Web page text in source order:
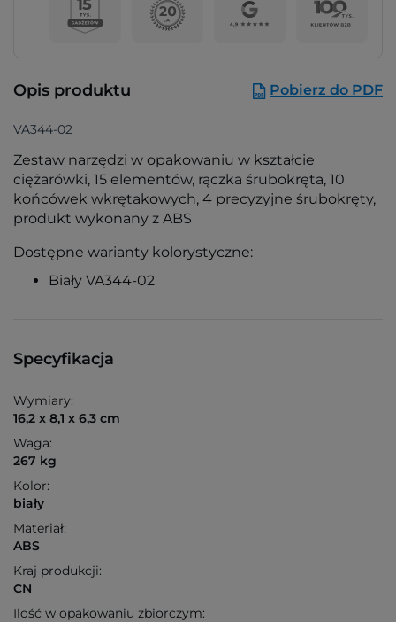
Opis produktu Pobierz do PDF
VA344-02
Zestaw narzędzi w opakowaniu w kształcie
ciężarówki, 15 elementów, rączka śrubokręta, 10
końcówek wkrętakowych, 4 precyzyjne śrubokręty,
produkt wykonany z ABS
Dostępne warianty kolorystyczne:
Biały VA344-02
Specyfikacja
Wymiary:
16,2 x 8,1 x 6,3 cm
Waga:
267 kg
Kolor:
biały
Materiał:
ABS
Kraj produkcji:
CN
Ilość w opakowaniu zbiorczym: